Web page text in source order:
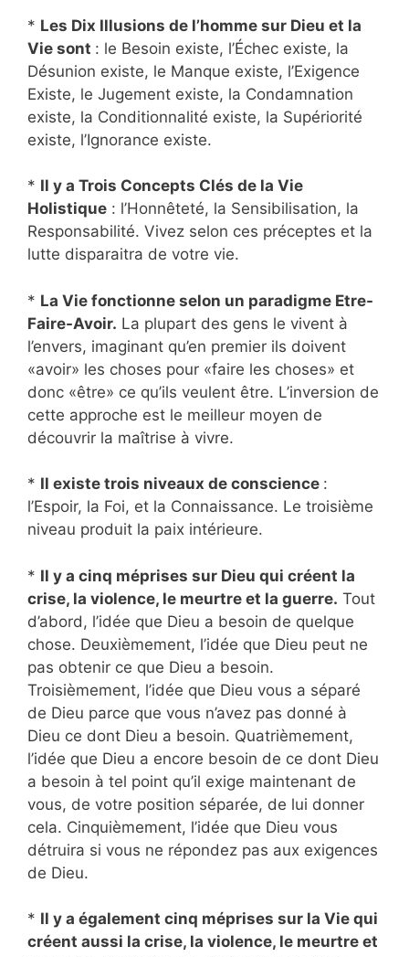
* Les Dix Illusions de l’homme sur Dieu et la
Vie sont : le Besoin existe, l’Échec existe, la
Désunion existe, le Manque existe, l’Exigence
Existe, le Jugement existe, la Condamnation
existe, la Conditionnalité existe, la Supériorité
existe, l’Ignorance existe.
* Il y a Trois Concepts Clés de la Vie
Holistique : l’Honnêteté, la Sensibilisation, la
Responsabilité. Vivez selon ces préceptes et la
lutte disparaitra de votre vie.
* La Vie fonctionne selon un paradigme Etre-
Faire-Avoir. La plupart des gens le vivent à
l’envers, imaginant qu’en premier ils doivent
«avoir» les choses pour «faire les choses» et
donc «être» ce qu’ils veulent être. L’inversion de
cette approche est le meilleur moyen de
découvrir la maîtrise à vivre.
* Il existe trois niveaux de conscience :
l’Espoir, la Foi, et la Connaissance. Le troisième
niveau produit la paix intérieure.
* Il y a cinq méprises sur Dieu qui créent la
crise, la violence, le meurtre et la guerre. Tout
d’abord, l’idée que Dieu a besoin de quelque
chose. Deuxièmement, l’idée que Dieu peut ne
pas obtenir ce que Dieu a besoin.
Troisièmement, l’idée que Dieu vous a séparé
de Dieu parce que vous n’avez pas donné à
Dieu ce dont Dieu a besoin. Quatrièmement,
l’idée que Dieu a encore besoin de ce dont Dieu
a besoin à tel point qu’il exige maintenant de
vous, de votre position séparée, de lui donner
cela. Cinquièmement, l’idée que Dieu vous
détruira si vous ne répondez pas aux exigences
de Dieu.
* Il y a également cinq méprises sur la Vie qui
créent aussi la crise, la violence, le meurtre et